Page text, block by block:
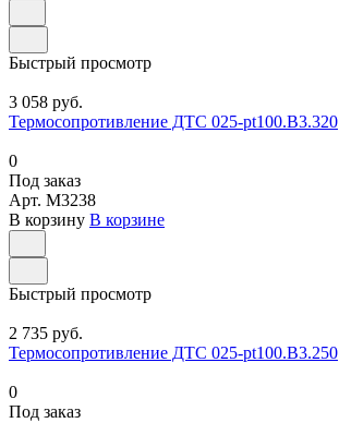
Быстрый просмотр
3 058 руб.
Термосопротивление ДТС 025-pt100.В3.320
0
Под заказ
Арт. M3238
В корзину В корзине
Быстрый просмотр
2 735 руб.
Термосопротивление ДТС 025-pt100.В3.250
0
Под заказ